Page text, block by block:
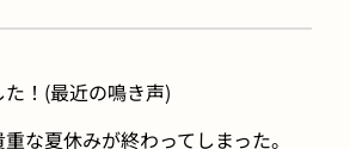
！(最近の鳴き声)
な夏休みが終わってしまった。